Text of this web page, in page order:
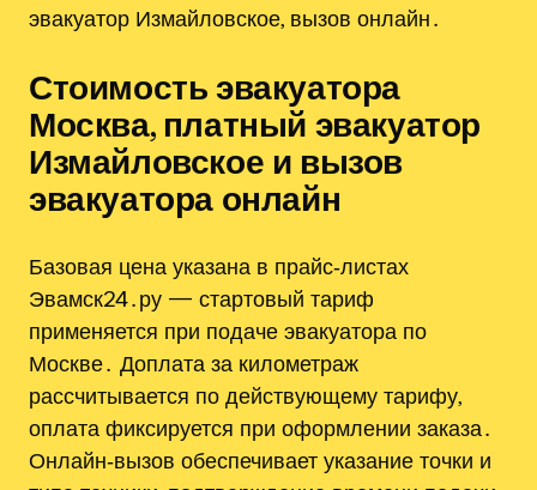
эвакуатор Измайловское, вызов онлайн․
Стоимость эвакуатора
Москва, платный эвакуатор
Измайловское и вызов
эвакуатора онлайн
Базовая цена указана в прайс‑листах
Эвамск24․ру — стартовый тариф
применяется при подаче эвакуатора по
Москве․ Доплата за километраж
рассчитывается по действующему тарифу,
оплата фиксируется при оформлении заказа․
Онлайн‑вызов обеспечивает указание точки и